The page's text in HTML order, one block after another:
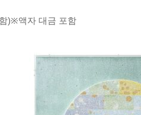
)※액자 대금 포함